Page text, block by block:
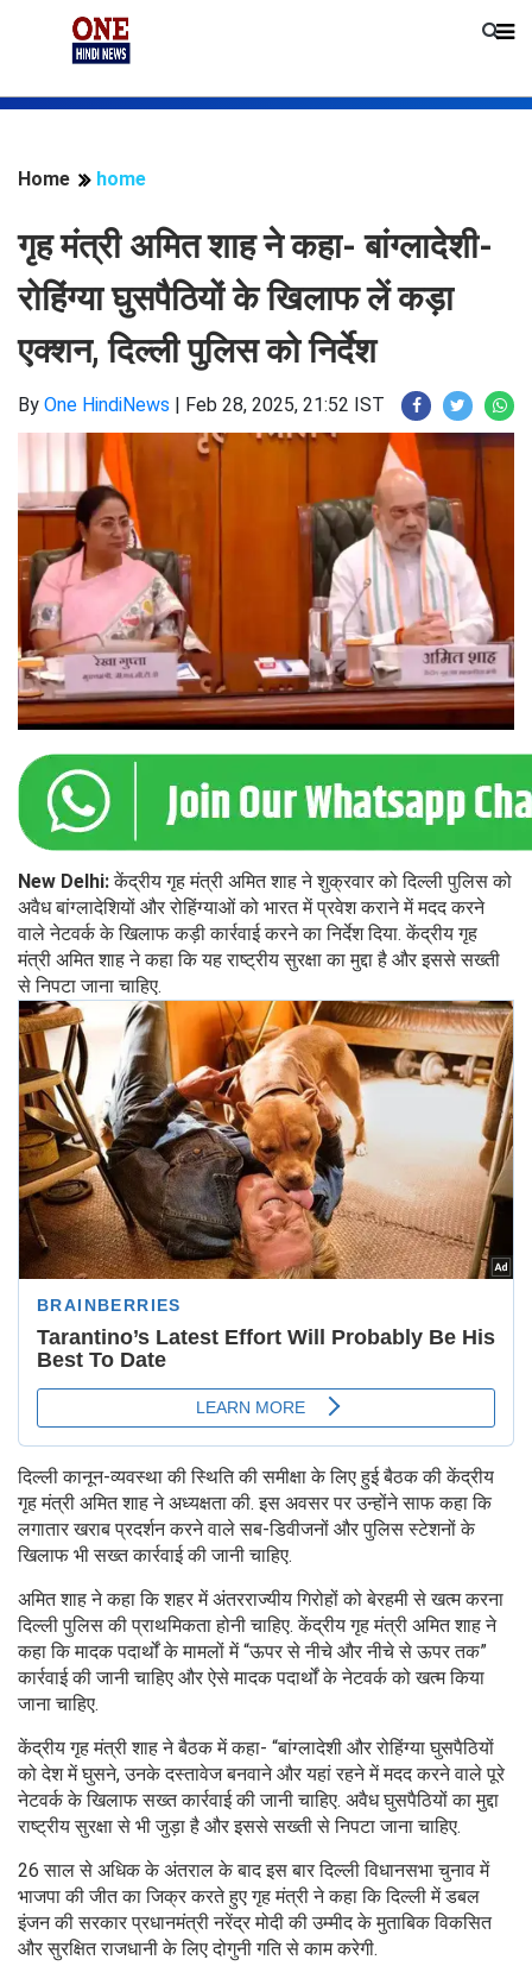
Home home
गृह मंत्री अमित शाह ने कहा- बांग्लादेशी-
रोहिंग्या घुसपैठियों के खिलाफ लें कड़ा
एक्शन, दिल्ली पुलिस को निर्देश
By One HindiNews | Feb 28, 2025, 21:52 IST
New Delhi:केंद्रीय गृह मंत्री अमित शाह ने शुक्रवार को दिल्ली पुलिस को
अवैध बांग्लादेशियों और रोहिंग्याओं को भारत में प्रवेश कराने में मदद करने
वाले नेटवर्क के खिलाफ कड़ी कार्रवाई करने का निर्देश दिया. केंद्रीय गृह
मंत्री अमित शाह ने कहा कि यह राष्ट्रीय सुरक्षा का मुद्दा है और इससे सख्ती
से निपटा जाना चाहिए.
दिल्ली कानून-व्यवस्था की स्थिति की समीक्षा के लिए हुई बैठक की केंद्रीय
गृह मंत्री अमित शाह ने अध्यक्षता की. इस अवसर पर उन्होंने साफ कहा कि
लगातार खराब प्रदर्शन करने वाले सब-डिवीजनों और पुलिस स्टेशनों के
खिलाफ भी सख्त कार्रवाई की जानी चाहिए.
अमित शाह ने कहा कि शहर में अंतरराज्यीय गिरोहों को बेरहमी से खत्म करना
दिल्ली पुलिस की प्राथमिकता होनी चाहिए. केंद्रीय गृह मंत्री अमित शाह ने
कहा कि मादक पदार्थों के मामलों में “ऊपर से नीचे और नीचे से ऊपर तक”
कार्रवाई की जानी चाहिए और ऐसे मादक पदार्थों के नेटवर्क को खत्म किया
जाना चाहिए.
केंद्रीय गृह मंत्री शाह ने बैठक में कहा- “बांग्लादेशी और रोहिंग्या घुसपैठियों
को देश में घुसने, उनके दस्तावेज बनवाने और यहां रहने में मदद करने वाले पूरे
नेटवर्क के खिलाफ सख्त कार्रवाई की जानी चाहिए. अवैध घुसपैठियों का मुद्दा
राष्ट्रीय सुरक्षा से भी जुड़ा है और इससे सख्ती से निपटा जाना चाहिए.
26 साल से अधिक के अंतराल के बाद इस बार दिल्ली विधानसभा चुनाव में
भाजपा की जीत का जिक्र करते हुए गृह मंत्री ने कहा कि दिल्ली में डबल
इंजन की सरकार प्रधानमंत्री नरेंद्र मोदी की उम्मीद के मुताबिक विकसित
और सुरक्षित राजधानी के लिए दोगुनी गति से काम करेगी.